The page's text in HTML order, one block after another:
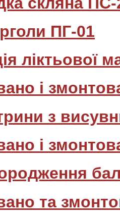
ПГ-01
ліктьової
і
з
і
та